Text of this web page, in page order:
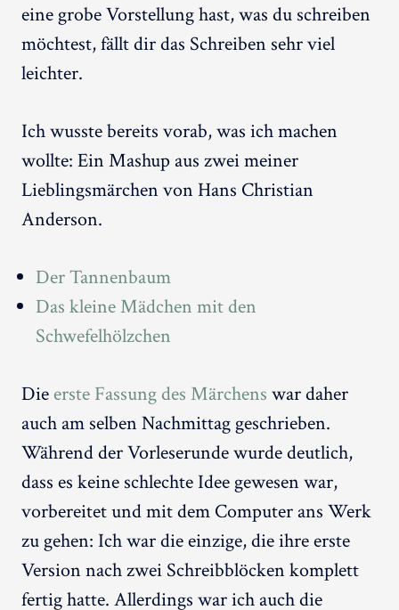
eine grobe Vorstellung hast, was du schreiben
möchtest, fällt dir das Schreiben sehr viel
leichter.
Ich wusste bereits vorab, was ich machen
wollte: Ein Mashup aus zwei meiner
Lieblingsmärchen von Hans Christian
Anderson.
Der Tannenbaum
Das kleine Mädchen mit den
Schwefelhölzchen
Dieerste Fassung des Märchens war daher
auch am selben Nachmittag geschrieben.
Während der Vorleserunde wurde deutlich,
dass es keine schlechte Idee gewesen war,
vorbereitet und mit dem Computer ans Werk
zu gehen: Ich war die einzige, die ihre erste
Version nach zwei Schreibblöcken komplett
fertig hatte. Allerdings war ich auch die